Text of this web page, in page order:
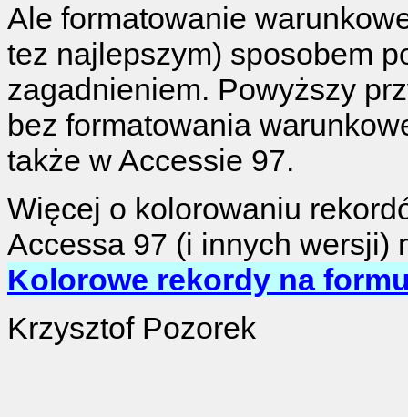
Ale formatowanie
tez najlepszym) sposobem
zagadnieniem. Powyższy
bez formatowania
także w Accessie 97.
Więcej o kolorowaniu
Accessa 97 (i innych wersji)
Kolorowe rekordy na
Krzysztof Pozorek